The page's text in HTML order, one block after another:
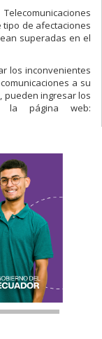
de afectaciones
superadas en el
los inconvenientes
a su
pueden ingresar los
la página web: